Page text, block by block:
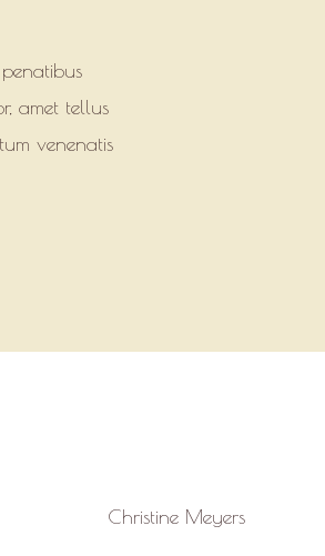
amet tellus
venenatis